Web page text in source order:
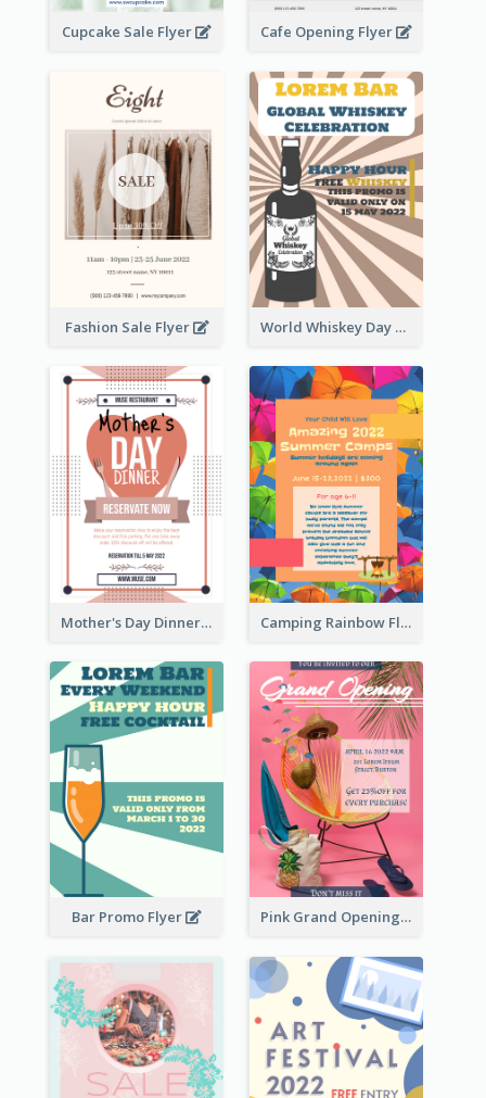
Cupcake Sale Flyer Cafe Opening Flyer
Fashion Sale Flyer World Whiskey Day Promotion Flyer
Mother's Day Dinner Promotion Flyer Camping Rainbow Flyer
Bar Promo Flyer Pink Grand Opening Flyer